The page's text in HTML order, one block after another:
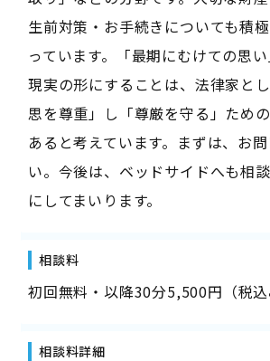
生前対策・お手続きについても積
っています。「最期にむけての思い
現実の形にすることは、法律家と
思を尊重」し「尊厳を守る」ため
あると考えています。まずは、お
い。今後は、ベッドサイドへも相
にしてまいります。
相談料
初回無料・以降30分5,500円（税込
相談料詳細